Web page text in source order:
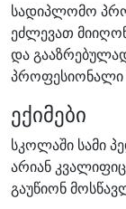
სადიპლომო
ეძლევათ
და
პროფესიონალი
ექიმები
სკოლაში სამი
არიან
გაუწიონ